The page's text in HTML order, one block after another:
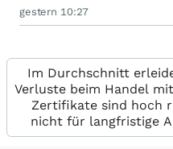
gestern 10:27
Im Durchschnitt
Verluste beim Handel
Zertifikate sind hoch
nicht für langfristige